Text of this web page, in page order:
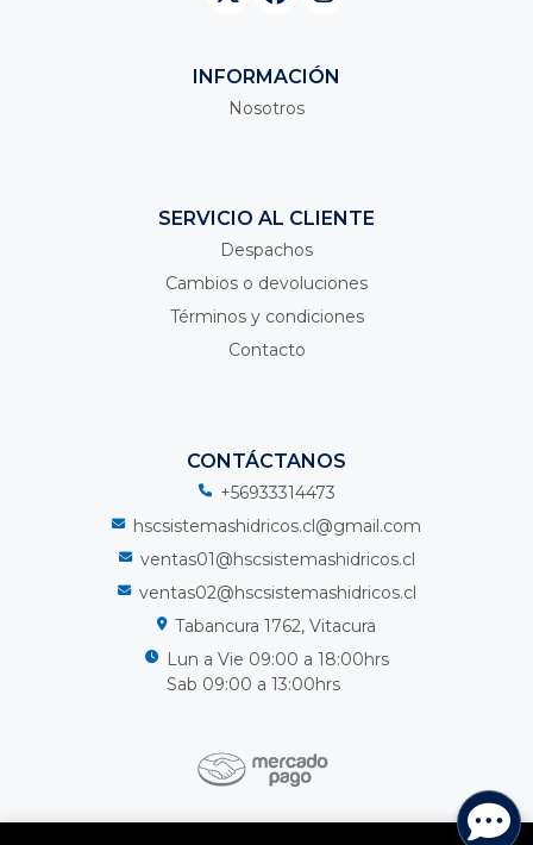
INFORMACIÓN
Nosotros
SERVICIO AL CLIENTE
Despachos
Cambios o devoluciones
Términos y condiciones
Contacto
CONTÁCTANOS
+56933314473
hscsistemashidricos.cl@gmail.com
ventas01@hscsistemashidricos.cl
ventas02@hscsistemashidricos.cl
Tabancura 1762, Vitacura
Lun a Vie 09:00 a 18:00hrs
Sab 09:00 a 13:00hrs